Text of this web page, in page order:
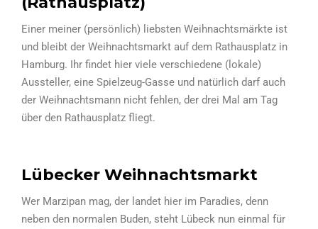
Einer meiner (persönlich) liebsten Weihnachtsmärkte ist
und bleibt der Weihnachtsmarkt auf dem Rathausplatz in
Hamburg. Ihr findet hier viele verschiedene (lokale)
Aussteller, eine Spielzeug-Gasse und natürlich darf auch
der Weihnachtsmann nicht fehlen, der drei Mal am Tag
über den Rathausplatz fliegt.
Lübecker Weihnachtsmarkt
Wer Marzipan mag, der landet hier im Paradies, denn
neben den normalen Buden, steht Lübeck nun einmal für